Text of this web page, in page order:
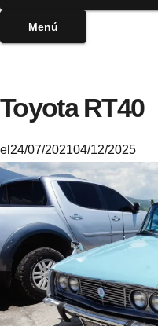
Menú
Toyota RT40
M
i
e
el 24/07/202104/12/2025